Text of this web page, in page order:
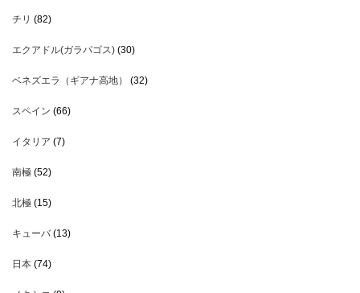
チリ (82)
エクアドル(ガラパゴス) (30)
ベネズエラ（ギアナ高地） (32)
スペイン (66)
イタリア (7)
南極 (52)
北極 (15)
キューバ(13)
日本 (74)